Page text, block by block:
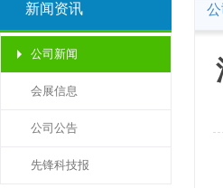
新闻资讯
公司新闻
会展信息
公司公告
先锋科技报